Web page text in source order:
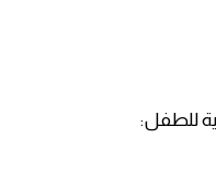
للطفل: